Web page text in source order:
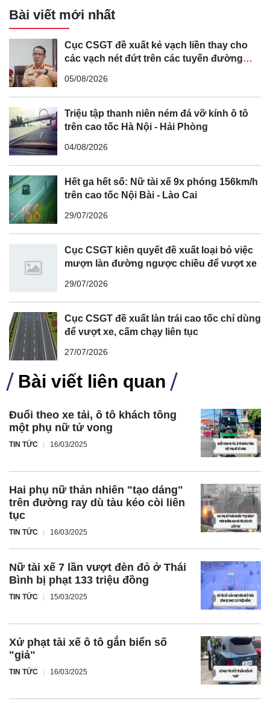
Bài viết mới nhất
Cục CSGT đề xuất kẻ vạch liền thay cho
các vạch nét đứt trên các tuyến đường
05/08/2026
Triệu tập thanh niên ném đá vỡ kính ô tô
trên cao tốc Hà Nội - Hải Phòng
04/08/2026
Hết ga hết số: Nữ tài xế 9x phóng 156km/h
trên cao tốc Nội Bài - Lào Cai
29/07/2026
Cục CSGT kiên quyết đề xuất loại bỏ việc
mượn làn đường ngược chiều để vượt xe
29/07/2026
Cục CSGT đề xuất làn trái cao tốc chỉ dùng
để vượt xe, cấm chạy liên tục
27/07/2026
Bài viết liên quan
Đuổi theo xe tải, ô tô khách tông
một phụ nữ tử vong
TIN TỨC 16/03/2025
Hai phụ nữ thản nhiên "tạo dáng"
trên đường ray dù tàu kéo còi liên
tục
TIN TỨC 16/03/2025
Nữ tài xế 7 lần vượt đèn đỏ ở Thái
Bình bị phạt 133 triệu đồng
TIN TỨC 15/03/2025
Xử phạt tài xế ô tô gắn biển số
"giả"
TIN TỨC 16/03/2025